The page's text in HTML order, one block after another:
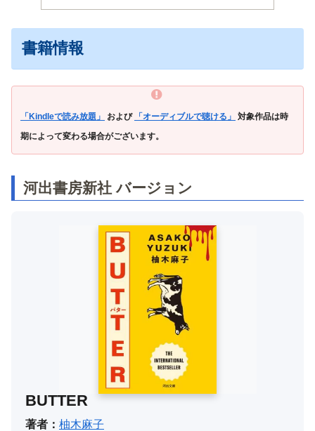
書籍情報
「Kindleで読み放題」 および 「オーディブルで聴ける」
対象作品は時
期によって変わる場合がございます。
河出書房新社 バージョン
BUTTER
著者： 柚木麻子